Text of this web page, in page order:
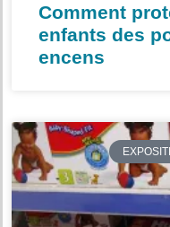
Comment
enfants des
encens